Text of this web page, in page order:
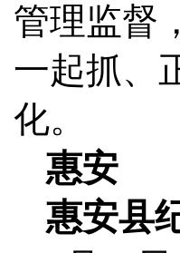
管理监督
一起抓、
化。
惠安
惠安县